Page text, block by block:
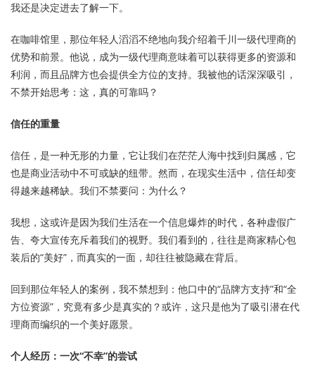
我还是决定进去了解一下。
在咖啡馆里，那位年轻人滔滔不绝地向我介绍着千川一级代理商的
优势和前景。他说，成为一级代理商意味着可以获得更多的资源和
利润，而且品牌方也会提供全方位的支持。我被他的话深深吸引，
不禁开始思考：这，真的可靠吗？
信任的重量
信任，是一种无形的力量，它让我们在茫茫人海中找到归属感，它
也是商业活动中不可或缺的纽带。然而，在现实生活中，信任却变
得越来越稀缺。我们不禁要问：为什么？
我想，这或许是因为我们生活在一个信息爆炸的时代，各种虚假广
告、夸大宣传充斥着我们的视野。我们看到的，往往是商家精心包
装后的“美好”，而真实的一面，却往往被隐藏在背后。
回到那位年轻人的案例，我不禁想到：他口中的“品牌方支持”和“全
方位资源”，究竟有多少是真实的？或许，这只是他为了吸引潜在代
理商而编织的一个美好愿景。
个人经历：一次“不幸”的尝试